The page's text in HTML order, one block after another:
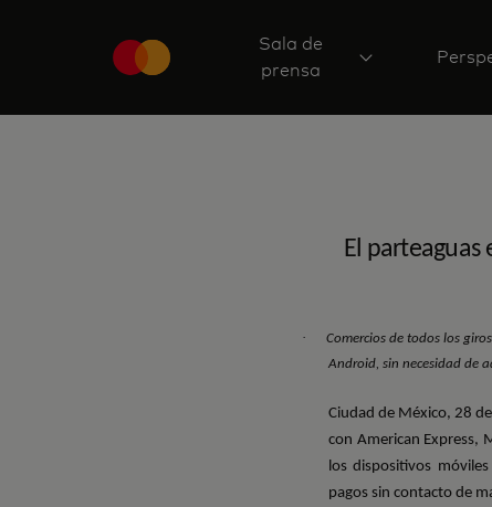
Sala de
prensa
El parteaguas
·
Comercios de todos los
Android, sin necesidad de
Ciudad de México, 28
con American Express,
los dispositivos
pagos sin contacto de